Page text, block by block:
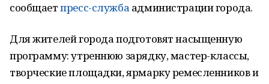
сообщаетпресс-служба администрации города.
Для жителей города подготовят насыщенную
программу: утреннюю зарядку, мастер-классы,
творческие площадки, ярмарку ремесленников и